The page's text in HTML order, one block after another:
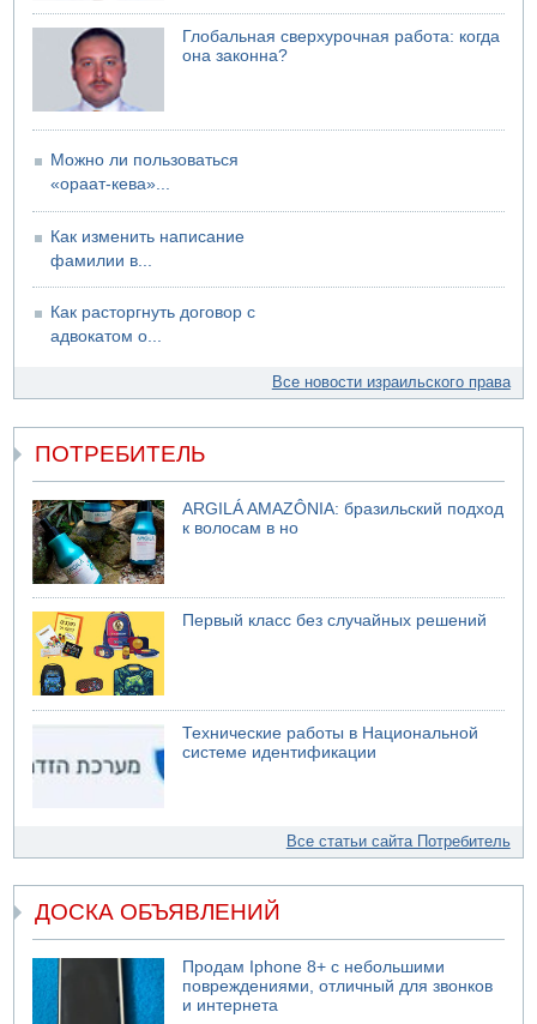
Подозреваемый в домогательствах в хостеле - Гильбоа
Дахан
07.08.2026 17:55
Обнародовано имя полицейского, подозреваемого в
коррупционных отношениях с Йоавом Элиаси
БАГАЦ отказался заморозить лишение налоговых льгот
для уклонистов-харедим
В Иерусалиме водитель врезался в забор и серьезно
пострадал
Глобальная сверхурочная работа: когда
она законна?
Можно ли пользоваться
«ораат-кева»...
Как изменить написание
фамилии в...
Как расторгнуть договор с
адвокатом о...
Все новости израильского права
ПОТРЕБИТЕЛЬ
ARGILÁ AMAZÔNIA: бразильский подход
к волосам в но
Первый класс без случайных решений
Технические работы в Национальной
системе идентификации
Все статьи сайта Потребитель
ДОСКА ОБЪЯВЛЕНИЙ
Продам Iphone 8+ с небольшими
повреждениями, отличный для звонков
и интернета